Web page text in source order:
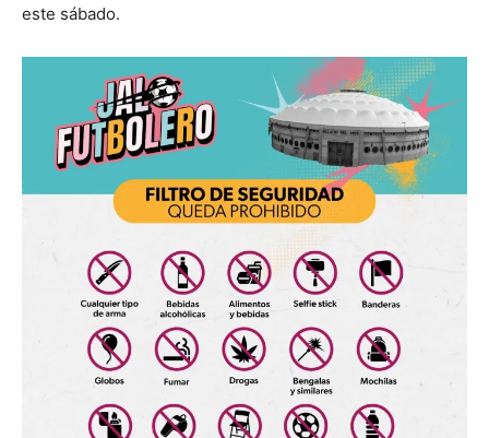
este sábado.